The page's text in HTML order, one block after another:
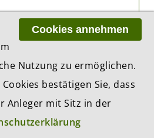
Cookies annehmen
Nutzung zu ermöglichen.
bestätigen Sie, dass
Anleger mit Sitz in der